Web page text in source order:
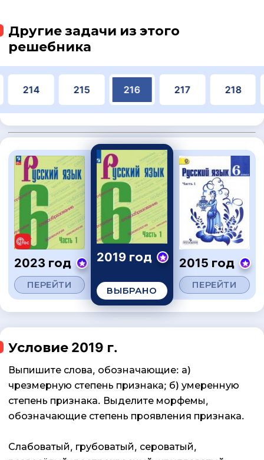
Другие задачи из этого
решебника
214 215 216 217 218
2023 год
ПЕРЕЙТИ
2019 год
ВЫБРАНО
2015 год
ПЕРЕЙТИ
Условие 2019 г.
Выпишите слова, обозначающие: а)
чрезмерную степень признака; б) умеренную
степень признака. Выделите морфемы,
обозначающие степень проявления признака.
Слабоватый, грубоватый, сероватый,